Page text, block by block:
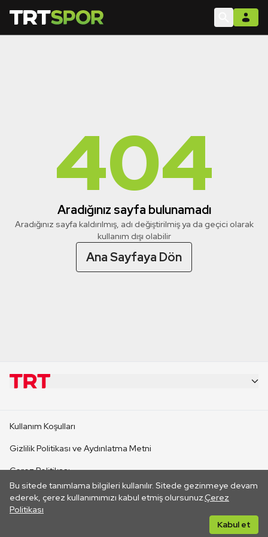
404
Aradığınız sayfa bulunamadı
Aradığınız sayfa kaldırılmış, adı değiştirilmiş ya da geçici olarak
kullanım dışı olabilir
Ana Sayfaya Dön
Bu sitede tanımlama bilgileri kullanılır. Sitede gezinmeye devam
ederek, çerez kullanımımızı kabul etmiş olursunuz.Çerez
Politikası
Kabul et
CANLI YAYINLAR
Kullanım Koşulları
Gizlilik Politikası ve Aydınlatma Metni
Çerez Politikası
İletişim
Her hakkı saklıdır. ©2026 TRT. Bağlantı yoluyla gidilen dış